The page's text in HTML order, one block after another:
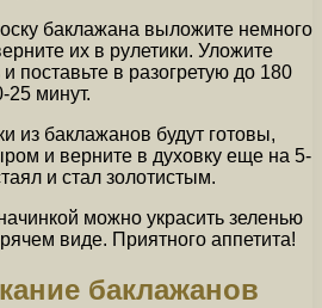
баклажана выложите немного
их в рулетики. Уложите
поставьте в разогретую до 180
25 минут.
из баклажанов будут готовы,
и верните в духовку еще на 5-
и стал золотистым.
можно украсить зеленью
виде. Приятного аппетита!
баклажанов